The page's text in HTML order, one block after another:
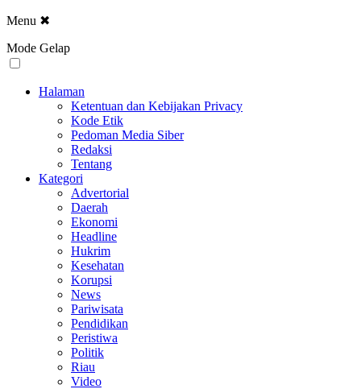
Menu ✖
Mode Gelap
Halaman
Ketentuan dan Kebijakan Privacy
Kode Etik
Pedoman Media Siber
Redaksi
Tentang
Kategori
Advertorial
Daerah
Ekonomi
Headline
Hukrim
Kesehatan
Korupsi
News
Pariwisata
Pendidikan
Peristiwa
Politik
Riau
Video